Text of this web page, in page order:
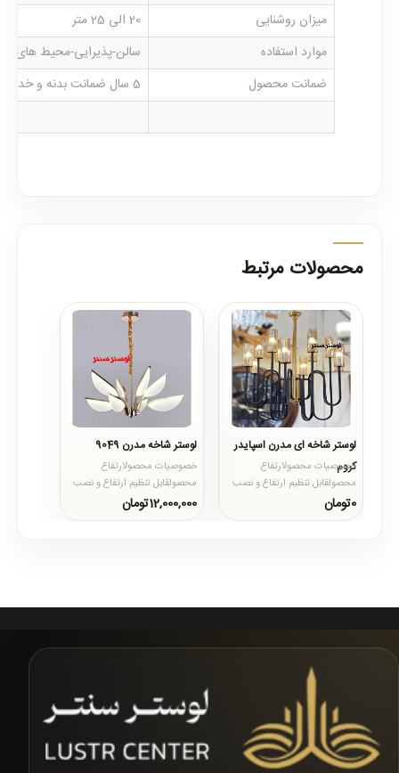
میزان روشنایی
20 الی 25 متر
موارد استفاده
سالن-پذیرایی-محیط های
ضمانت محصول
5 سال ضمانت بدنه و خدمات پس از فروش
محصولات مرتبط
لوستر شاخه ای مدرن اسپایدر
کروم
خصوصیات محصولارتفاع
محصولقابل تنظیم ارتفاع و نصب
یا افزایش زنجیر محص..
0تومان
لوستر شاخه مدرن 9049
خصوصیات محصولارتفاع
محصولقابل تنظیم ارتفاع و نصب
از 70 الی 100 سانتی متر با کاهش
یا افزایش زنجیر محص..
12,000,000تومان